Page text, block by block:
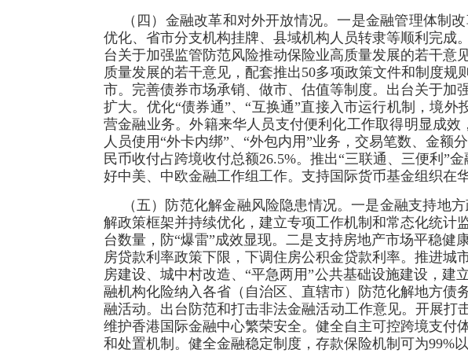
（四）金融改革和对外开放情况。一是金融管理体制
优化、省市分支机构挂牌、县域机构人员转隶等顺利完成
台关于加强监管防范风险推动保险业高质量发展的若干
质量发展的若干意见，配套推出50多项政策文件和制度
市。完善债券市场承销、做市、估值等制度。出台关于
扩大。优化“债券通”、“互换通”直接入市运行机制，境
营金融业务。外籍来华人员支付便利化工作取得明显成
人员使用“外卡内绑”、“外包内用”业务，交易笔数、金额
民币收付占跨境收付总额26.5%。推出“三联通、三便利”
好中美、中欧金融工作组工作。支持国际货币基金组织在
（五）防范化解金融风险隐患情况。一是金融支持地
解政策框架并持续优化，建立专项工作机制和常态化统
台数量，防“爆雷”成效显现。二是支持房地产市场平稳
房贷款利率政策下限，下调住房公积金贷款利率。推进城
房建设、城中村改造、“平急两用”公共基础设施建设，
融机构化险纳入各省（自治区、直辖市）防范化解地方债
融活动。出台防范和打击非法金融活动工作意见。开展打
维护香港国际金融中心繁荣安全。健全自主可控跨境支
和处置机制。健全金融稳定制度，存款保险机制可为99%